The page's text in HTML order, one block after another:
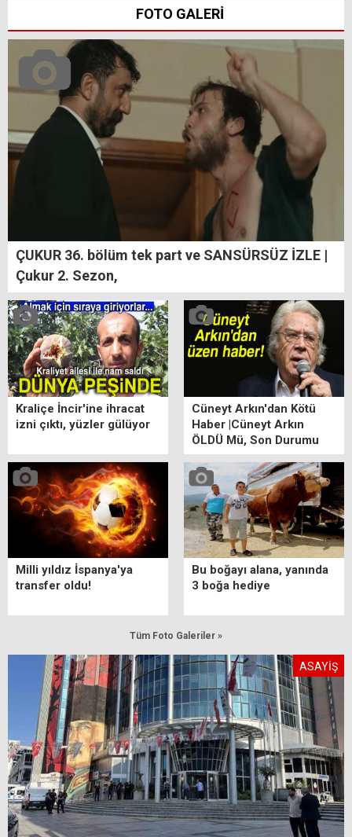
FOTO GALERİ
ÇUKUR 36. bölüm tek part ve SANSÜRSÜZ İZLE |
Çukur 2. Sezon,
Kraliçe İncir'ine ihracat
izni çıktı, yüzler gülüyor
Cüneyt Arkın'dan Kötü
Haber |Cüneyt Arkın
ÖLDÜ Mü, Son Durumu
ne? Cüneyt Arkın Kimdir?
Milli yıldız İspanya'ya
transfer oldu!
Bu boğayı alana, yanında
3 boğa hediye
Tüm Foto Galeriler »
ASAYİŞ